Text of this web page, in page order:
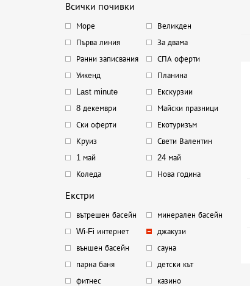
Всички почивки
Море
Великден
Първа линия
За двама
Ранни записвания
СПА оферти
Уикенд
Планина
Last minute
Екскурзии
8 декември
Майски празници
Ски оферти
Екотуризъм
Круиз
Свети Валентин
1 май
24 май
Коледа
Нова година
Екстри
вътрешен басейн
минерален басейн
Wi-Fi интернет
джакузи
външен басейн
сауна
парна баня
детски кът
фитнес
казино